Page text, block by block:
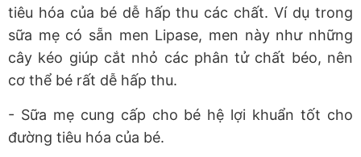
tiêu hóa của bé dễ hấp thu các chất. Ví dụ trong
sữa mẹ có sẵn men Lipase, men này như những
cây kéo giúp cắt nhỏ các phân tử chất béo, nên
cơ thể bé rất dễ hấp thu.
- Sữa mẹ cung cấp cho bé hệ lợi khuẩn tốt cho
đường tiêu hóa của bé.